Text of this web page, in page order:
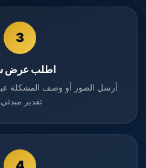
3
اطلب عرض
أرسل الصور أو وصف المشكلة
تقدير
4